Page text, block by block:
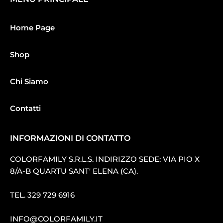
Home Page
Shop
Chi Siamo
Contatti
INFORMAZIONI DI CONTATTO
COLORFAMILY S.R.L.S. INDIRIZZO SEDE: VIA PIO X
8/A-B QUARTU SANT′ ELENA (CA).
TEL. 329 729 6916
INFO@COLORFAMILY.IT